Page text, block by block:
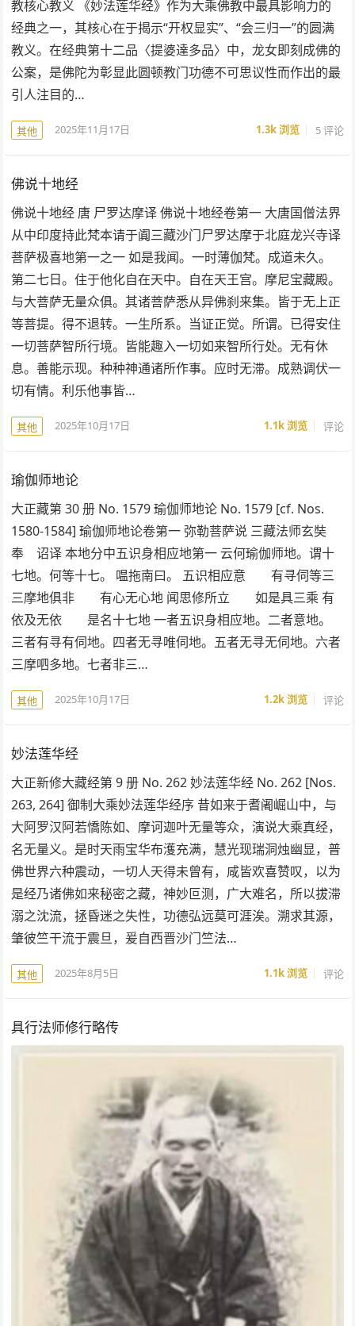
教核心教义 《妙法莲华经》作为大乘佛教中最具影响力的
经典之一，其核心在于揭示“开权显实”、“会三归一”的圆满
教义。在经典第十二品〈提婆達多品〉中，龙女即刻成佛的
公案，是佛陀为彰显此圆顿教门功德不可思议性而作出的最
引人注目的…
其他 2025年11月17日 1.3k浏览 5 评论
佛说十地经
佛说十地经 唐 尸罗达摩译 佛说十地经卷第一 大唐国僧法界
从中印度持此梵本请于阗三藏沙门尸罗达摩于北庭龙兴寺译
菩萨极喜地第一之一 如是我闻。一时薄伽梵。成道未久。
第二七日。住于他化自在天中。自在天王宫。摩尼宝藏殿。
与大菩萨无量众俱。其诸菩萨悉从异佛刹来集。皆于无上正
等菩提。得不退转。一生所系。当证正觉。所谓。已得安住
一切菩萨智所行境。皆能趣入一切如来智所行处。无有休
息。善能示现。种种神通诸所作事。应时无滞。成熟调伏一
切有情。利乐他事皆…
其他 2025年10月17日 1.1k浏览 评论
瑜伽师地论
大正藏第 30 册 No. 1579 瑜伽师地论 No. 1579 [cf. Nos.
1580-1584] 瑜伽师地论卷第一 弥勒菩萨说 三藏法师玄奘
奉 诏译 本地分中五识身相应地第一 云何瑜伽师地。谓十
七地。何等十七。 嗢拖南曰。 五识相应意 有寻伺等三
三摩地俱非 有心无心地 闻思修所立 如是具三乘 有
依及无依 是名十七地 一者五识身相应地。二者意地。
三者有寻有伺地。四者无寻唯伺地。五者无寻无伺地。六者
三摩呬多地。七者非三…
其他 2025年10月17日 1.2k浏览 评论
妙法莲华经
大正新修大藏经第 9 册 No. 262 妙法莲华经 No. 262 [Nos.
263, 264] 御制大乘妙法莲华经序 昔如来于耆阇崛山中，与
大阿罗汉阿若憍陈如、摩诃迦叶无量等众，演说大乘真经，
名无量义。是时天雨宝华布濩充满，慧光现瑞洞烛幽显，普
佛世界六种震动，一切人天得未曾有，咸皆欢喜赞叹，以为
是经乃诸佛如来秘密之藏，神妙叵测，广大难名，所以拔滞
溺之沈流，拯昏迷之失性，功德弘远莫可涯涘。溯求其源，
肇彼竺干流于震旦，爰自西晋沙门竺法…
其他 2025年8月5日 1.1k浏览 评论
具行法师修行略传